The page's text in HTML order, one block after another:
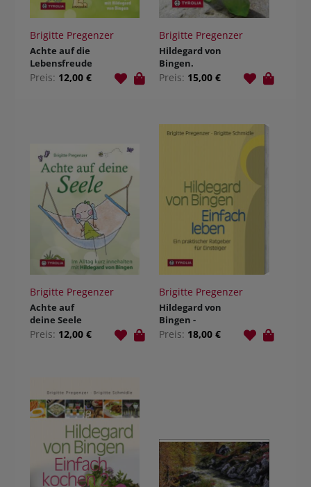
Brigitte Pregenzer
Achte auf die
Lebensfreude
Preis: 12,00 €
Brigitte Pregenzer
Hildegard von
Bingen.
Heilsteine
Preis: 15,00 €
Brigitte Pregenzer
Achte auf
deine Seele
Preis: 12,00 €
Brigitte Pregenzer
Hildegard von
Bingen -
Einfach Leben
Preis: 18,00 €